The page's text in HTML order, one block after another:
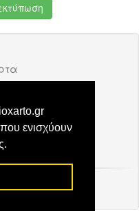
ενισχύουν
Επικοινωνία